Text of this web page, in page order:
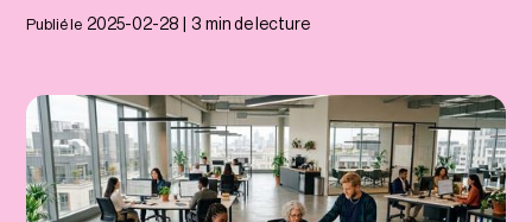
Publié le 2025-02-28 3 min de lecture